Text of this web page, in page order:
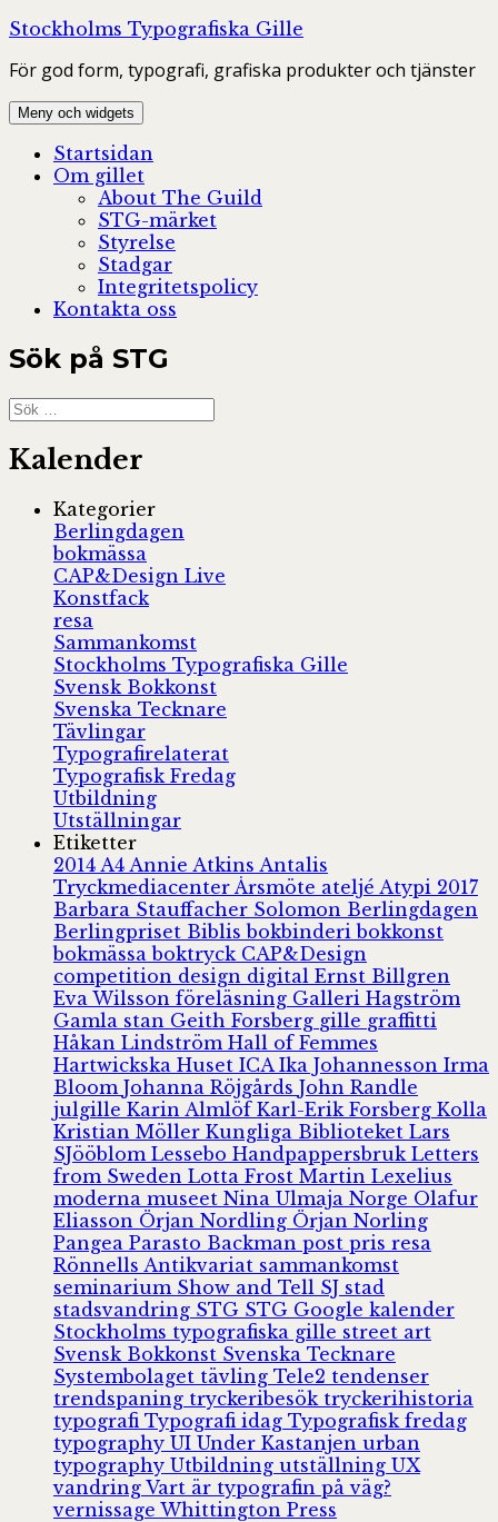
Hoppa
innehåll
Stockholms Typografiska Gille
För god form, typografi, grafiska produkter och tjänster
Meny och widgets
Startsidan
Om gillet
About The Guild
STG-märket
Styrelse
Stadgar
Integritetspolicy
Kontakta oss
Sök på STG
Sök
efter:
Kalender
Kategorier
Berlingdagen
bokmässa
CAP&Design Live
Konstfack
resa
Sammankomst
Stockholms Typografiska Gille
Svensk Bokkonst
Svenska Tecknare
Tävlingar
Typografirelaterat
Typografisk Fredag
Utbildning
Utställningar
Etiketter
2014 A4 Annie Atkins Antalis
Tryckmediacenter Årsmöte ateljé Atypi 2017
Barbara Stauffacher Solomon Berlingdagen
Berlingpriset Biblisbokbinderibokkonst
bokmässaboktryck CAP&Design
competition design digital Ernst Billgren
Eva Wilsson föreläsning Galleri Hagström
Gamla stan Geith Forsberg gille graffitti
Håkan Lindström Hall of Femmes
Hartwickska Huset ICA Ika Johannesson Irma
Bloom Johanna Röjgårds John Randle
julgille Karin Almlöf Karl-Erik Forsberg Kolla
Kristian Möller Kungliga Biblioteket Lars
SJööblom Lessebo Handpappersbruk Letters
from Sweden Lotta Frost Martin Lexelius
moderna museet Nina Ulmaja Norge Olafur
Eliasson Örjan Nordling Örjan Norling
Pangea Parasto Backman post pris resa
Rönnells Antikvariat sammankomst
seminarium Show and Tell SJ stad
stadsvandring STG STG Google kalender
Stockholms typografiska gille street art
Svensk Bokkonst Svenska Tecknare
Systembolaget tävling Tele2 tendenser
trendspaning tryckeribesök tryckerihistoria
typografi Typografi idag Typografisk fredag
typography UI Under Kastanjen urban
typography Utbildning utställning UX
vandring Vart är typografin på väg?
vernissage Whittington Press